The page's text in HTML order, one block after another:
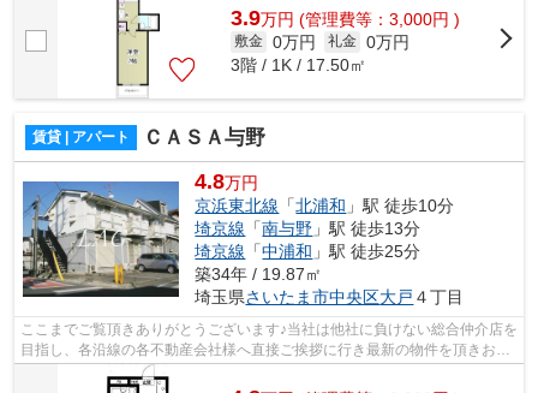
3.9万円 (管理費等：3,000円 )
敷金 0万円 礼金 0万円
3階 / 1K / 17.50㎡
賃貸 | アパート ＣＡＳＡ与野
4.8万円
京浜東北線 「北浦和 」駅 徒歩10分
埼京線 「南与野 」駅 徒歩13分
埼京線 「中浦和 」駅 徒歩25分
築34年 / 19.87㎡
埼玉県さいたま市中央区大戸 ４丁目
ここまでご覧頂きありがとうございます♪当社は他社に負けない総合仲介店を
目指し、各沿線の各不動産会社様へ直接ご挨拶に行き最新の物件を頂きお客
様へ提供しております！最新の情報は...